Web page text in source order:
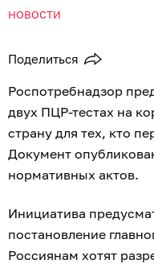
НОВОСТИ
Поделиться
Роспотребнадзор
двух ПЦР-тестах на
страну для тех, кто
Документ
нормативных актов.
Инициатива
постановление
Россиянам хотят